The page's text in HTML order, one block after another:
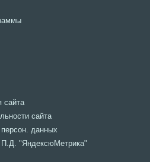
Откроется
сайтаОткроется
в
вкладке
сайтаОткроется
в
вкладке
данных
в
П.Д. "ЯндексюМетрика"